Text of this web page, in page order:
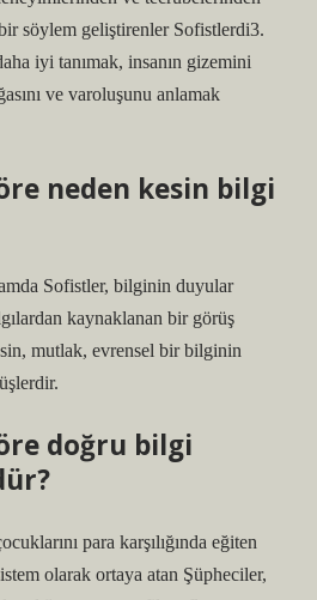
söylem geliştirenler Sofistlerdi3.
iyi tanımak, insanın gizemini
ve varoluşunu anlamak
neden kesin bilgi
Sofistler, bilginin duyular
kaynaklanan bir görüş
mutlak, evrensel bir bilginin
doğru bilgi
para karşılığında eğiten
olarak ortaya atan Şüpheciler,